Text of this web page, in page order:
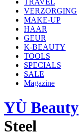
TRAVEL
VERZORGING
MAKE-UP
HAAR
GEUR
K-BEAUTY
TOOLS
SPECIALS
SALE
Magazine
YÙ Beauty
Steel